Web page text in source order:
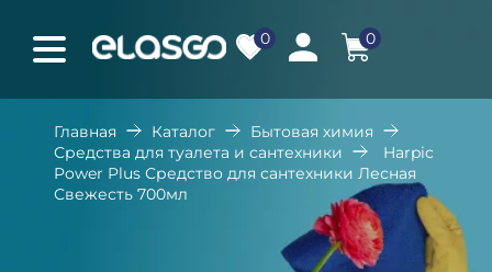
0 0
Главная Каталог
Бытовая химия
Средства для туалета и сантехники
Harpic
Power Plus Средство для сантехники Лесная
Свежесть 700мл